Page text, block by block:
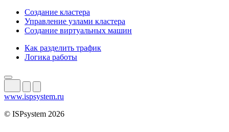
Создание кластера
Управление узлами кластера
Создание виртуальных машин
Как разделить трафик
Логика работы
www.ispsystem.ru
© ISPsystem 2026